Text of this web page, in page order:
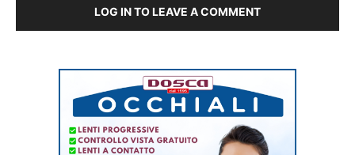
LOG IN TO LEAVE A COMMENT